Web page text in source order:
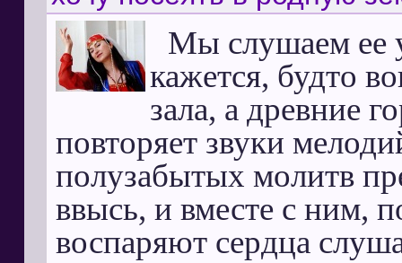
Мы слушаем ее
кажется, будто
зала, а древние
повторяет звуки
полузабытых молитв
ввысь, и вместе с ним,
воспаряют сердца